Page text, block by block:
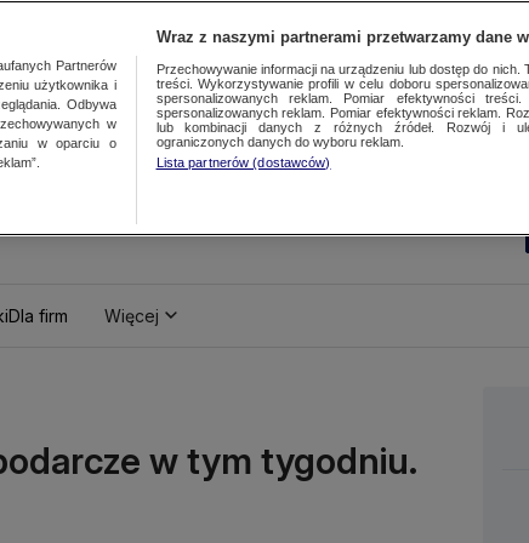
Dla firm Więcej
w tym tygodniu.
Partnerów
użytkownika i
Odbywa
w
w oparciu o
Wraz z naszymi partnerami przetwarzamy dane
Przechowywanie informacji na urządzeniu lub dostęp do nich.
treści. Wykorzystywanie profili w celu doboru
spersonalizowanych reklam. Pomiar efektywności
spersonalizowanych reklam. Pomiar efektywności reklam.
lub kombinacji danych z różnych źródeł. Rozwój i
ograniczonych danych do wyboru reklam.
Lista partnerów (dostawców)